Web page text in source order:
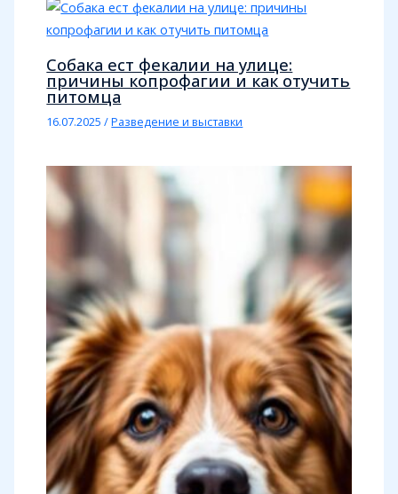
Собака ест фекалии на улице:
причины копрофагии и как отучить
питомца
16.07.2025/Разведение и выставки